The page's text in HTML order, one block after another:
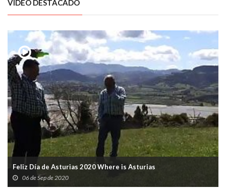
VÍDEO DESTACADO
Feliz Día de Asturias 2020 Where is Asturias
06 de Sep de 2020